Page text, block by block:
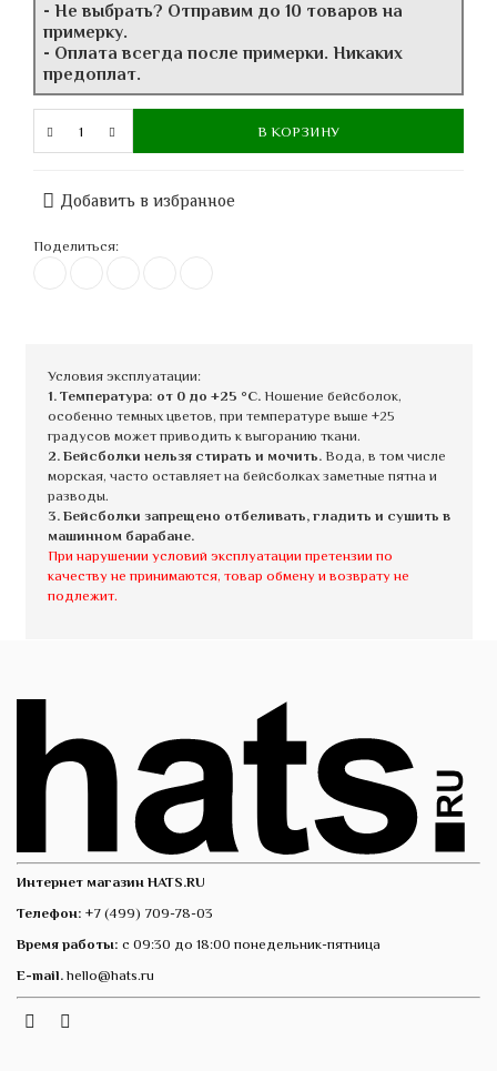
- Не выбрать? Отправим до 10 товаров на
примерку.
- Оплата всегда после примерки. Никаких
предоплат.
В КОРЗИНУ
Добавить в избранное
Поделиться:
Условия эксплуатации:
1. Температура: от 0 до +25 °C.Ношение бейсболок,
особенно темных цветов, при температуре выше +25
градусов может приводить к выгоранию ткани.
2. Бейсболки нельзя стирать и мочить.Вода, в том числе
морская, часто оставляет на бейсболках заметные пятна и
разводы.
3. Бейсболки запрещено отбеливать, гладить и сушить в
машинном барабане.
При нарушении условий эксплуатации претензии по
качеству не принимаются, товар обмену и возврату не
подлежит.
Интернет магазин HATS.RU
Телефон: +7 (499) 709-78-03
Время работы: с 09:30 до 18:00 понедельник-пятница
E-mail. hello@hats.ru
Instagram